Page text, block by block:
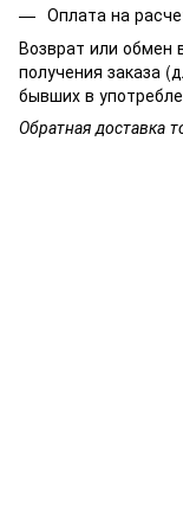
Оплата на
Возврат или обмен
получения заказа
бывших в
Обратная доставка